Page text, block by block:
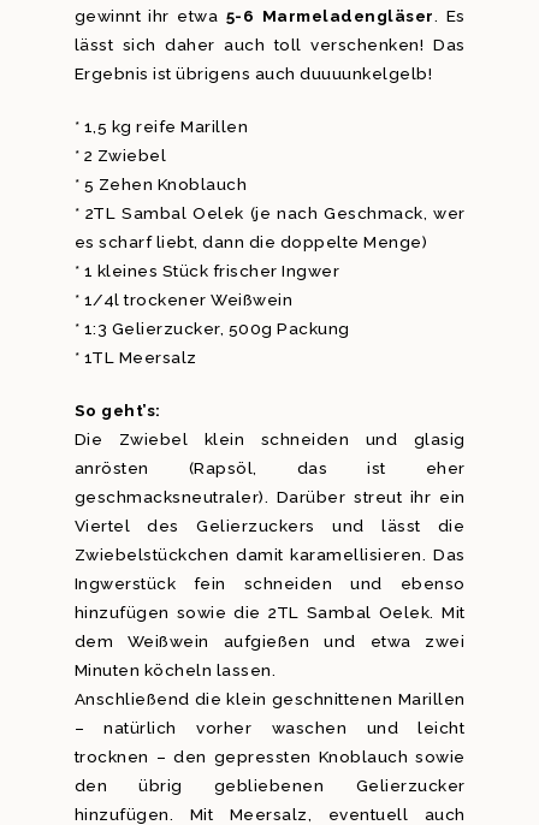
gewinnt ihr etwa 5-6 Marmeladengläser
. Es
lässt sich daher auch toll verschenken! Das
Ergebnis ist übrigens auch duuuunkelgelb!
* 1,5 kg reife Marillen
* 2 Zwiebel
* 5 Zehen Knoblauch
* 2TL Sambal Oelek (je nach Geschmack, wer
es scharf liebt, dann die doppelte Menge)
* 1 kleines Stück frischer Ingwer
* 1/4l trockener Weißwein
* 1:3 Gelierzucker, 500g Packung
* 1TL Meersalz
So geht’s:
Die Zwiebel klein schneiden und glasig
anrösten (Rapsöl, das ist eher
geschmacksneutraler). Darüber streut ihr ein
Viertel des Gelierzuckers und lässt die
Zwiebelstückchen damit karamellisieren. Das
Ingwerstück fein schneiden und ebenso
hinzufügen sowie die 2TL Sambal Oelek. Mit
dem Weißwein aufgießen und etwa zwei
Minuten köcheln lassen.
Anschließend die klein geschnittenen Marillen
– natürlich vorher waschen und leicht
trocknen – den gepressten Knoblauch sowie
den übrig gebliebenen Gelierzucker
hinzufügen. Mit Meersalz, eventuell auch